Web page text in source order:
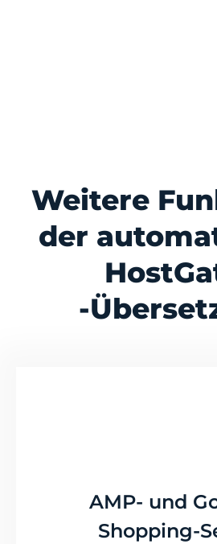
Weitere
der
-
AMP- und
Shopping-